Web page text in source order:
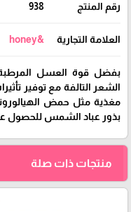
رقم المنتج 938
العلامة التجارية &honey
بفضل قوة العسل
الشعر التالفة مع توفير
مغذية مثل حمض
بذور عباد الشمس للحصول
منتجات ذات صلة